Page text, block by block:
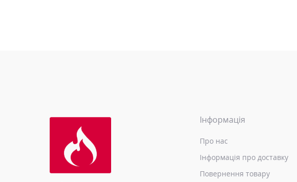
Інформація
Про нас
Інформація про доставку
Повернення товару